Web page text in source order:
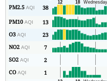
PM2.5AQI 38
PM10AQI 13
O3AQI 23
NO2AQI 7
SO2AQI 2
COAQI 1